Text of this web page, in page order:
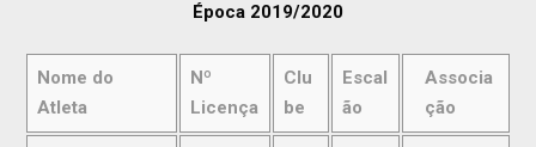
Época 2019/2020
Nome do
Atleta
Nº
Licença
Clu
be
Escal
ão
Associa
ção